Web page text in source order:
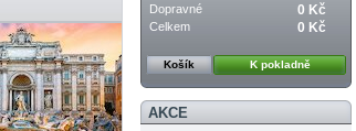
Dopravné 0 Kč
Celkem 0 Kč
Košík K pokladně
AKCE